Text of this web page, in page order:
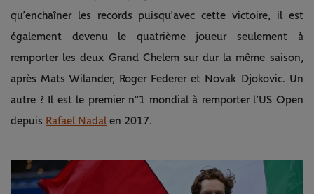
qu’enchaîner les records puisqu’avec cette victoire, il est
également devenu le quatrième joueur seulement à
remporter les deux Grand Chelem sur dur la même saison,
après Mats Wilander, Roger Federer et Novak Djokovic. Un
autre ? Il est le premier n°1 mondial à remporter l’US Open
depuis Rafael Nadal en 2017.